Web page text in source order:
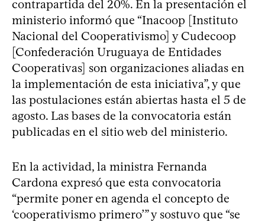
contrapartida del 20%. En la presentación el
ministerio informó que “Inacoop [Instituto
Nacional del Cooperativismo] y Cudecoop
[Confederación Uruguaya de Entidades
Cooperativas] son organizaciones aliadas en
la implementación de esta iniciativa”, y que
las postulaciones están abiertas hasta el 5 de
agosto. Las bases de la convocatoria están
publicadas en el sitio web del ministerio.
En la actividad, la ministra Fernanda
Cardona expresó que esta convocatoria
“permite poner en agenda el concepto de
‘cooperativismo primero’” y sostuvo que “se